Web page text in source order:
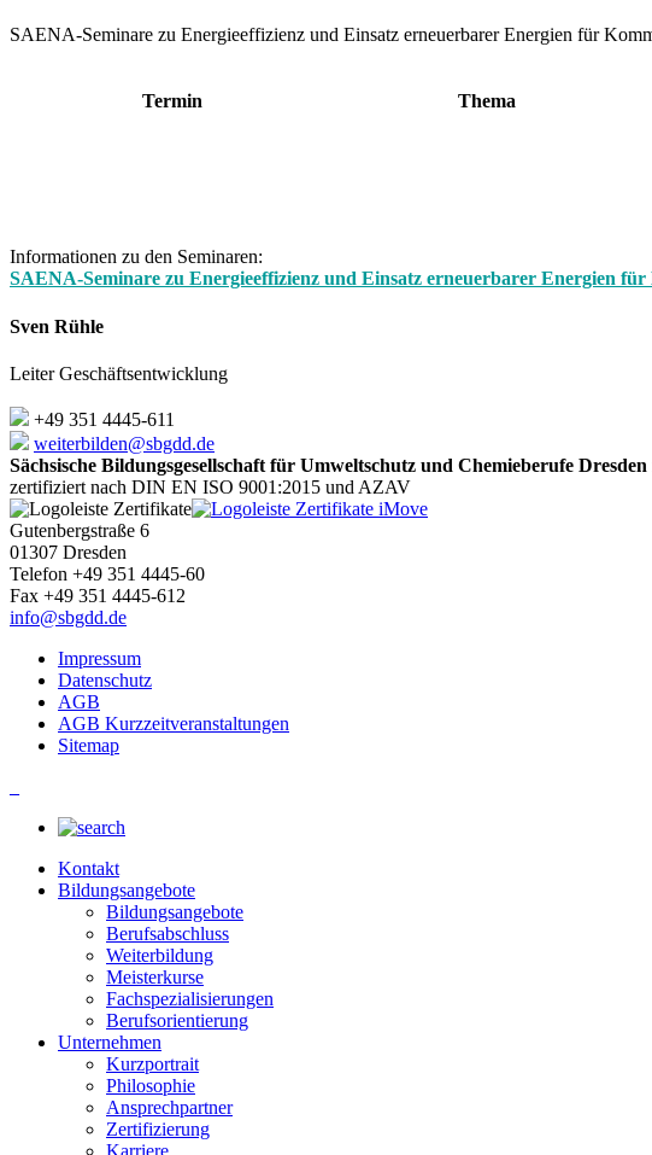
SAENA-Seminare zu Energieeffizienz und Einsatz erneuerbarer Energien für
Termin Thema
Informationen zu den Seminaren:
SAENA-Seminare zu Energieeffizienz und Einsatz erneuerbarer Energien
Sven Rühle
Leiter Geschäftsentwicklung
+49 351 4445-611
weiterbilden@sbgdd.de
Sächsische Bildungsgesellschaft für Umweltschutz und Chemieberufe
zertifiziert nach DIN EN ISO 9001:2015 und AZAV
Gutenbergstraße 6
01307 Dresden
Telefon +49 351 4445-60
Fax +49 351 4445-612
info@sbgdd.de
Impressum
Datenschutz
AGB
AGB Kurzzeitveranstaltungen
Sitemap
Kontakt
Bildungsangebote
Bildungsangebote
Berufsabschluss
Weiterbildung
Meisterkurse
Fachspezialisierungen
Berufsorientierung
Unternehmen
Kurzportrait
Philosophie
Ansprechpartner
Zertifizierung
Karriere